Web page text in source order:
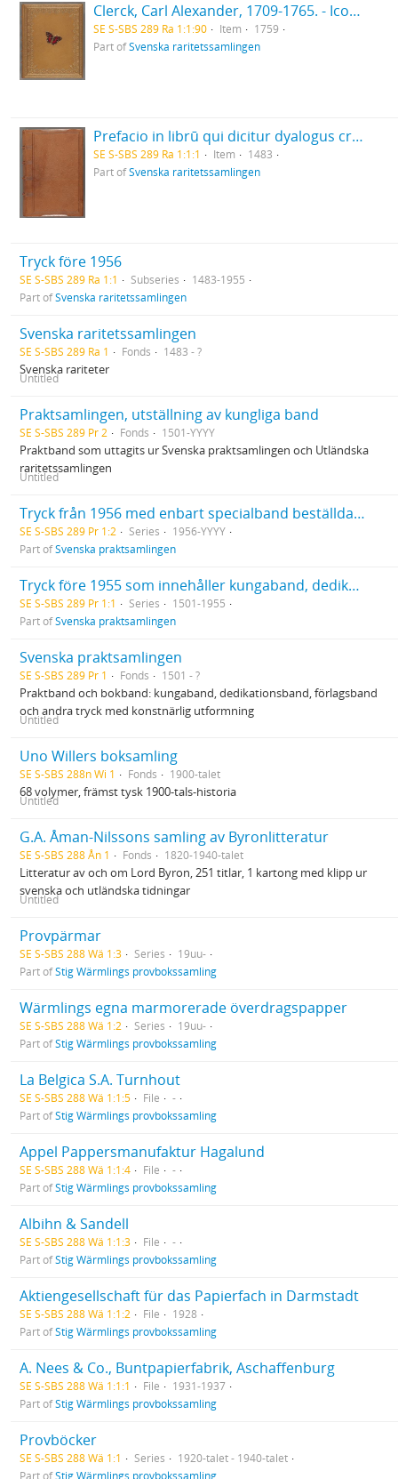
Clerck, Carl Alexander, 1709-1765. - Icones insectorum rariorum. (Pl.titelbl.) Stockholm. 1-2. 1759-65. [Del 1], Caroli Clerck reg: soc: scient: Upsal: membr: Icones insectorum rariorum cum nominibus eorum trivialibus, locisqve e C: Linnæi ... Syst: nat: allegatis Holmiæ 1759.. - 1759
SE S-SBS 289 Ra 1:1:90 Item
1759
Part ofSvenska raritetssamlingen
Prefacio in librū qui dicitur dyalogus creaturar[um] moralizatus omni materie morali iocundo et edificatiuo modo applicabilis. - 1483
SE S-SBS 289 Ra 1:1:1 Item
1483
Part ofSvenska raritetssamlingen
Tryck före 1956
SE S-SBS 289 Ra 1:1 Subseries
1483-1955
Part ofSvenska raritetssamlingen
Svenska raritetssamlingen
SE S-SBS 289 Ra 1 Fonds 1483 - ?
Svenska rariteter
Untitled
Praktsamlingen, utställning av kungliga band
SE S-SBS 289 Pr 2 Fonds 1501-YYYY
Praktband som uttagits ur Svenska praktsamlingen och Utländska
raritetssamlingen
Untitled
Tryck från 1956 med enbart specialband beställda av kända svenska bokbindare eller böcker inköpta med tanke på bokbandet
SE S-SBS 289 Pr 1:2 Series
1956-YYYY
Part ofSvenska praktsamlingen
Tryck före 1955 som innehåller kungaband, dedikationsband, förlagsband och andra tryck med konstnärlig utformning
SE S-SBS 289 Pr 1:1 Series
1501-1955
Part ofSvenska praktsamlingen
Svenska praktsamlingen
SE S-SBS 289 Pr 1 Fonds 1501 - ?
Praktband och bokband: kungaband, dedikationsband, förlagsband
och andra tryck med konstnärlig utformning
Untitled
Uno Willers boksamling
SE S-SBS 288n Wi 1 Fonds 1900-talet
68 volymer, främst tysk 1900-tals-historia
Untitled
G.A. Åman-Nilssons samling av Byronlitteratur
SE S-SBS 288 Ån 1 Fonds 1820-1940-talet
Litteratur av och om Lord Byron, 251 titlar, 1 kartong med klipp ur
svenska och utländska tidningar
Untitled
Provpärmar
SE S-SBS 288 Wä 1:3 Series
19uu-
Part ofStig Wärmlings provbokssamling
Wärmlings egna marmorerade överdragspapper
SE S-SBS 288 Wä 1:2 Series
19uu-
Part ofStig Wärmlings provbokssamling
La Belgica S.A. Turnhout
SE S-SBS 288 Wä 1:1:5 File
-
Part ofStig Wärmlings provbokssamling
Appel Pappersmanufaktur Hagalund
SE S-SBS 288 Wä 1:1:4 File
-
Part ofStig Wärmlings provbokssamling
Albihn & Sandell
SE S-SBS 288 Wä 1:1:3 File
-
Part ofStig Wärmlings provbokssamling
Aktiengesellschaft für das Papierfach in Darmstadt
SE S-SBS 288 Wä 1:1:2 File
1928
Part ofStig Wärmlings provbokssamling
A. Nees & Co., Buntpapierfabrik, Aschaffenburg
SE S-SBS 288 Wä 1:1:1 File
1931-1937
Part ofStig Wärmlings provbokssamling
Provböcker
SE S-SBS 288 Wä 1:1 Series
1920-talet - 1940-talet
Part ofStig Wärmlings provbokssamling